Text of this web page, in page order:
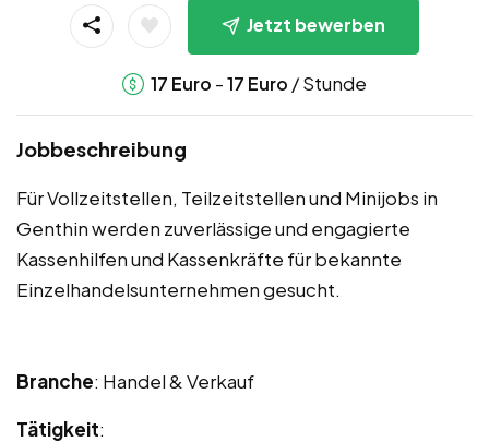
Jetzt bewerben
17 Euro -17 Euro / Stunde
Jobbeschreibung
Für Vollzeitstellen, Teilzeitstellen und Minijobs in
Genthin werden zuverlässige und engagierte
Kassenhilfen und Kassenkräfte für bekannte
Einzelhandelsunternehmen gesucht.
Branche: Handel & Verkauf
Tätigkeit: